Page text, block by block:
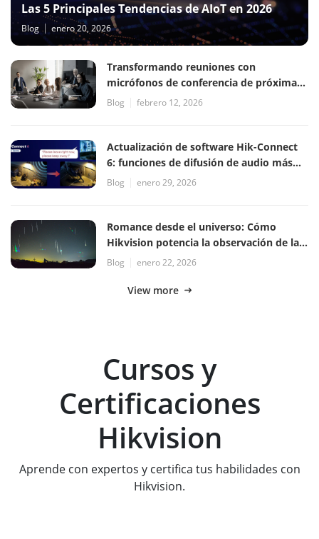
Las 5 Principales Tendencias de AIoT en 2026
Blog enero 20, 2026
Transformando reuniones con
micrófonos de conferencia de próxima
generación
Blog febrero 12, 2026
Actualización de software Hik-Connect
6: funciones de difusión de audio más
eficientes
Blog enero 29, 2026
Romance desde el universo: Cómo
Hikvision potencia la observación de la
lluvia de meteoros Gemínidas
Blog enero 22, 2026
View more
Cursos y
Certificaciones
Hikvision
Aprende con expertos y certifica tus habilidades con
Hikvision.